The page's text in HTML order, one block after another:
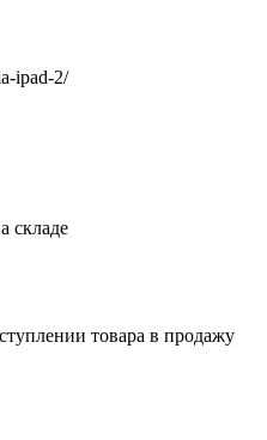
ipad-2/
складе
товара в продажу